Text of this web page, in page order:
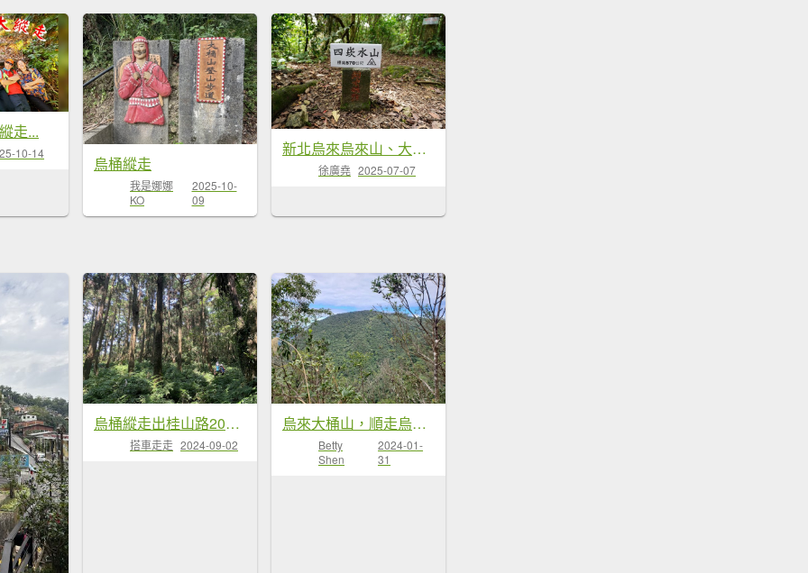
走...
10-14
烏桶縱走
我是娜娜
KO
2025-10-
09
新北烏來烏來山、大桶山、...
徐廣堯 2025-07-07
烏桶縱走出桂山路206號
搭車走走 2024-09-02
烏來大桶山，順走烏來山（原路來回）
Betty
Shen
2024-01-
31